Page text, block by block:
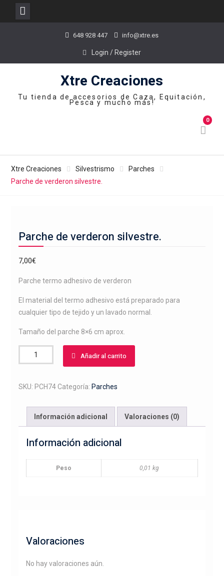
648 928 447 info@xtre.es
Login / Register
Xtre Creaciones
Tu tienda de accesorios de Caza, Equitación,
Pesca y mucho más!
0
Xtre Creaciones Silvestrismo
Parches
Parche de verderon silvestre.
Parche de verderon silvestre.
7,00€
Parche termo adhesivo de verderon
El material del termo adhesivo está preparado para
cualquier tipo de tejido y un lavado normal.
Tamaño del parche 8×6 cm aprox.
Parche
de
silvestre.
Añadir al carrito
SKU: PCH74 Categoría: Parches
Información adicional Valoraciones (0)
Información adicional
Peso 0,01 kg
Valoraciones
No hay valoraciones aún.